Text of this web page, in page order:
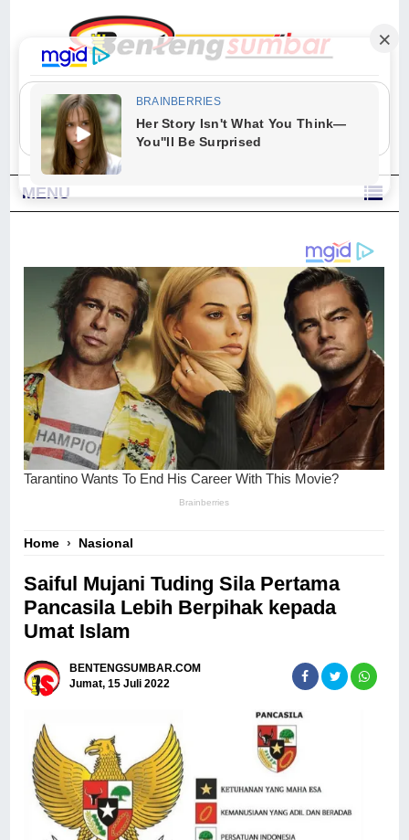
"Sesungguhnya Allah dan para malaikat-Nya berselawat untuk Nabi.
Wahai orang-orang yang beriman, berselawatlah kamu untuk Nabi dan
ucapkanlah salam dengan penuh penghormatan kepadanya." (Qs. Al
Ahzab Ayat 56)
MENU
Home › Nasional
Saiful Mujani Tuding Sila Pertama
Pancasila Lebih Berpihak kepada
Umat Islam
BENTENGSUMBAR.COM
Jumat, 15 Juli 2022